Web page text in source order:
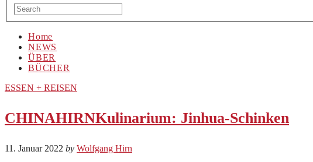
Home
NEWS
ÜBER
BÜCHER
ESSEN + REISEN
CHINAHIRNKulinarium: Jinhua-Schinken
11. Januar 2022 by Wolfgang Hirn